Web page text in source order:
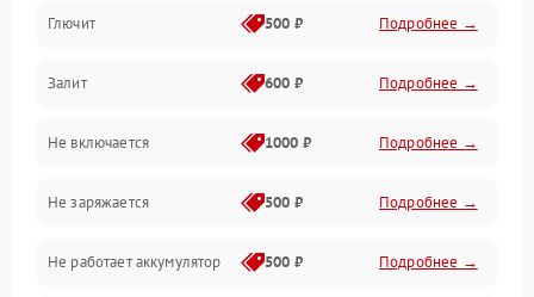
Матрица и оптика
Питание и питание цепей
Проблемы с картами памяти
Объективы
Программные сбои
Глючит 500 ₽ Подробнее →
Залит 600 ₽ Подробнее →
Не включается 1000 ₽ Подробнее →
Не заряжается 500 ₽ Подробнее →
Не работает аккумулятор 500 ₽ Подробнее →